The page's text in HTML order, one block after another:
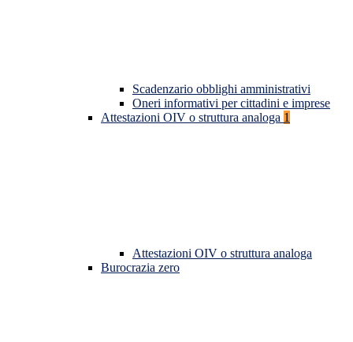
Scadenzario obblighi amministrativi
Oneri informativi per cittadini e imprese
Attestazioni OIV o struttura analoga 1
Attestazioni OIV o struttura analoga
Burocrazia zero